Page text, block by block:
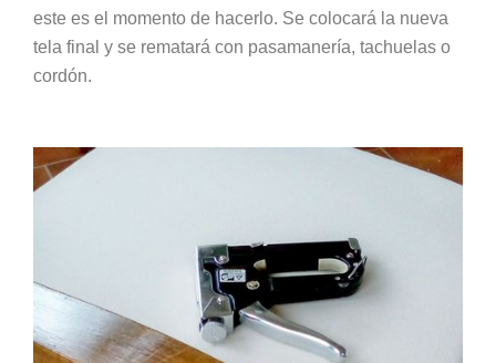
este es el momento de hacerlo. Se colocará la nueva
tela final y se rematará con pasamanería, tachuelas o
cordón.